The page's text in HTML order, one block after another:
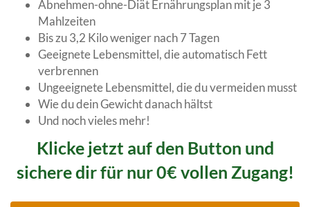
Abnehmen-ohne-Diät Ernährungsplan mit je 3
Mahlzeiten
Bis zu 3,2 Kilo weniger nach 7 Tagen
Geeignete Lebensmittel, die automatisch Fett
verbrennen
Ungeeignete Lebensmittel, die du vermeiden musst
Wie du dein Gewicht danach hältst
Und noch vieles mehr!
Klicke jetzt auf den Button und
sichere dir für nur 0€ vollen Zugang!